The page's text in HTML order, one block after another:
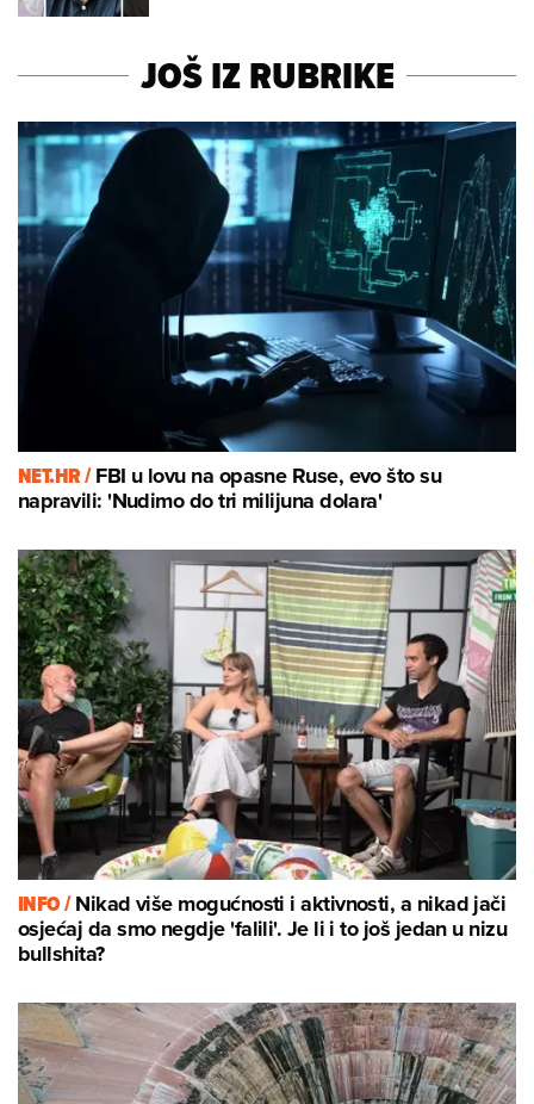
JOŠ IZ RUBRIKE
NET.HR /FBI u lovu na opasne Ruse, evo što su
napravili: 'Nudimo do tri milijuna dolara'
INFO /Nikad više mogućnosti i aktivnosti, a nikad jači
osjećaj da smo negdje 'falili'. Je li i to još jedan u nizu
bullshita?